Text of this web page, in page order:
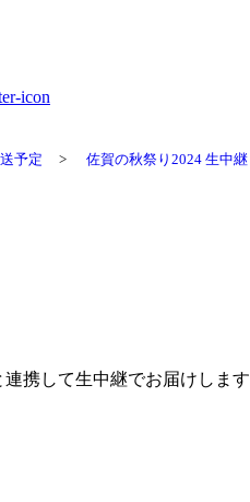
予定 > 佐賀の秋祭り2024 生中継
携して生中継でお届けします